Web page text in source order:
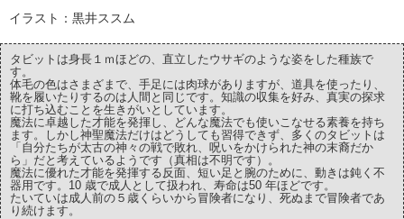
イラスト：黒井ススム
タビットは身長１ｍほどの、直立したウサギのような姿をした種族で
す。
体毛の色はさまざまで、手足には肉球がありますが、道具を使ったり、
靴を履いたりするのは人間と同じです。知識の収集を好み、真実の探求
に打ち込むことを生きがいとしています。
魔法に卓越した才能を発揮し、どんな魔法でも使いこなせる素養を持ち
ます。しかし神聖魔法だけはどうしても習得できず、多くのタビットは
「自分たちが太古の神々の戦で敗れ、呪いをかけられた神の末裔だか
ら」だと考えているようです（真相は不明です）。
魔法に優れた才能を発揮する反面、短い足と腕のために、動きは鈍く不
器用です。10 歳で成人として扱われ、寿命は50 年ほどです。
たいていは成人前の５歳くらいから冒険者になり、死ぬまで冒険者であ
り続けます。